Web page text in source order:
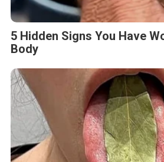
5 Hidden Signs You Have
Body